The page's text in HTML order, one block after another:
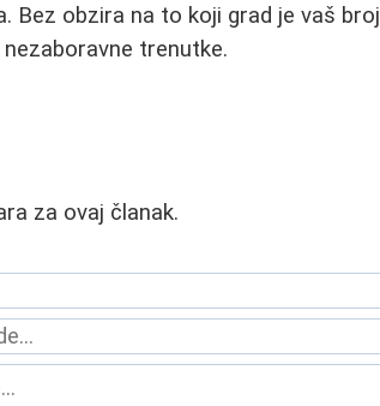
Bez obzira na to koji grad je vaš broj
trenutke.
za ovaj članak.